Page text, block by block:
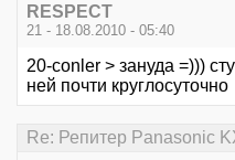
RESPECT
21 - 18.08.2010 - 05:40
20-conler > зануда =)))
ней почти круглосуточно
Re: Репитер Panasonic